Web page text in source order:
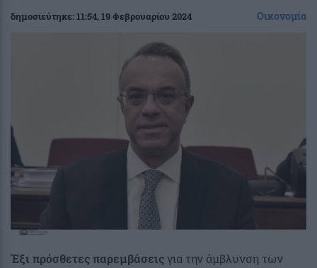
δημοσιεύτηκε:11:54, 19 Φεβρουαρίου 2024 Οικονομία
Έξι πρόσθετες παρεμβάσειςγια την άμβλυνση των